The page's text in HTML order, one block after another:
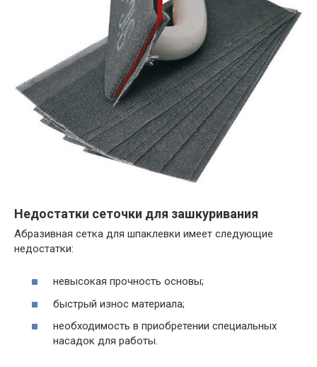
Недостатки сеточки для зашкуривания
Абразивная сетка для шпаклевки имеет следующие
недостатки:
невысокая прочность основы;
быстрый износ материала;
необходимость в приобретении специальных
насадок для работы.